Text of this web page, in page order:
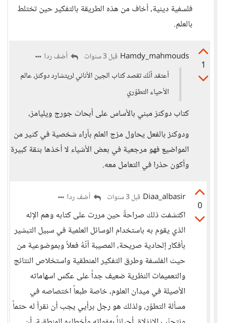
فلسفية دينية، أخاف من هذه الطريقة بالتفكير حين تختلط
بالعلم.
1
Hamdy_mahmouds قبل 3 سنوات
أضف ردا
أعتقد أنّك تقصد كتاب الجين الأناني لريتشارد دوكنز، عالم
الأحياء التطوّري
كتاب دوكنز مبني بالأساس على أبحاث جورج ويليامز،
ودوكنز بالفعل يحاول مزج العلم بأراء شخصية في كثير من
المواضيع فهو مرجعية في بعض الأشياء لا أخذها بثقة كبيرة
وأكون حذرا في التعامل معه.
0
Diaa_albasir قبل 3 سنوات أضف ردا
اكتشفت ذلك صراحةً حين مررت على كتابه وهم الإله
الذي يقوم به باستخدام الوسائل العلمية في سبيل التبشير
بأفكار إلحادية صريحة، المصيبة أنّهُ فعلاً وبموضوعية من
حيث الفلسفة وطرق التفكير المنطقية واستخلاص النتائج
والتعميمات النظرية ضعيف جداً على عكس اسهاماته
الأصيلة في ميدان العلوم، خاصة طبعاً اختصاصه في
مسألة التطوّر، ولذلك هو رجل برأيي يجب أن نقرأ له حتماً